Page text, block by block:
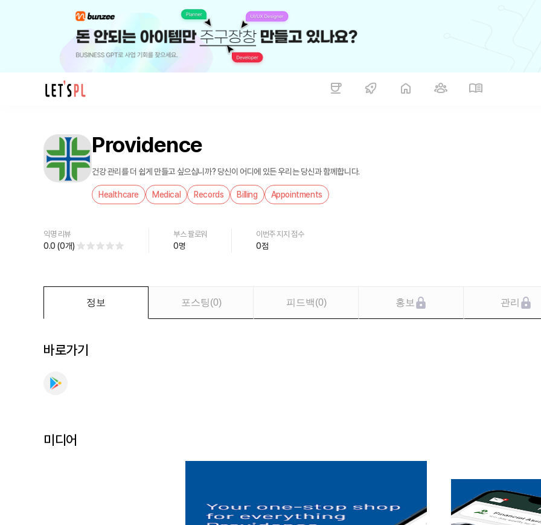
Providence
건강 관리를 더 쉽게 만들고 싶으십니까? 당신이 어디에 있든 우리는 당신과 함께합니다.
Healthcare Medical Records Billing Appointments
익명 리뷰
0.0(0개)
부스 팔로워
0명
이번주 지지 점수
0점
정보 포스팅(0) 피드백(0) 홍보 관리
바로가기
미디어